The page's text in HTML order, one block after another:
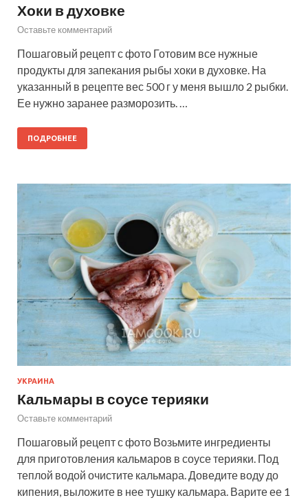
Хоки в духовке
Оставьте комментарий
Пошаговый рецепт с фото Готовим все нужные
продукты для запекания рыбы хоки в духовке. На
указанный в рецепте вес 500 г у меня вышло 2 рыбки.
Ее нужно заранее разморозить. …
ПОДРОБНЕЕ
УКРАИНА
Кальмары в соусе терияки
Оставьте комментарий
Пошаговый рецепт с фото Возьмите ингредиенты
для приготовления кальмаров в соусе терияки. Под
теплой водой очистите кальмара. Доведите воду до
кипения, выложите в нее тушку кальмара. Варите ее 1